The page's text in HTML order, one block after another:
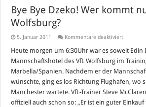
Bye Bye Dzeko! Wer kommt
Wolfsburg?
5. Januar 2011 Kommentare deaktiviertfür
Bye
Wer
kommt
nun
zum
VfL
Heute morgen um 6:30Uhr war es soweit Edin
Mannschaftshotel des VfL Wolfsburg im
Marbella/Spanien. Nachdem er der
wünschte, ging es los Richtung Flughafen, wo
Manchester wartete. VfL-Trainer Steve
offiziell auch schon so: „Er ist ein guter